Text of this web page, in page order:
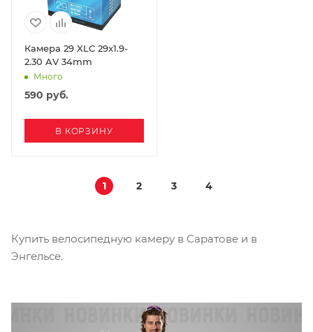
Камера 29 XLC 29x1.9-
2.30 AV 34mm
Много
590 руб.
В КОРЗИНУ
1 2 3 4
Купить велосипедную камеру в Саратове и в
Энгельсе.